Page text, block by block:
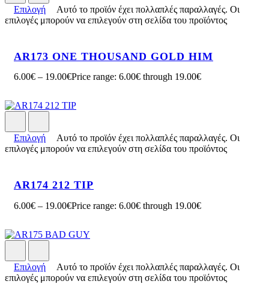
Επιλογή
Αυτό το προϊόν έχει πολλαπλές παραλλαγές. Οι
επιλογές μπορούν να επιλεγούν στη σελίδα του προϊόντος
AR173 ONE THOUSAND GOLD HIM
6.00€ – 19.00€Price range: 6.00€ through 19.00€
Επιλογή
Αυτό το προϊόν έχει πολλαπλές παραλλαγές. Οι
επιλογές μπορούν να επιλεγούν στη σελίδα του προϊόντος
AR174 212 TIP
6.00€ – 19.00€Price range: 6.00€ through 19.00€
Επιλογή
Αυτό το προϊόν έχει πολλαπλές παραλλαγές. Οι
επιλογές μπορούν να επιλεγούν στη σελίδα του προϊόντος